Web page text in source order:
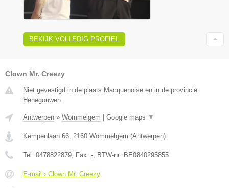
BEKIJK VOLLEDIG PROFIEL
Clown Mr. Creezy
Niet gevestigd in de plaats Macquenoise en in de provincie
Henegouwen.
Antwerpen » Wommelgem Google maps ▼
Kempenlaan 66, 2160 Wommelgem (Antwerpen)
Tel: 0478822879, Fax: -, BTW-nr: BE0840295855
E-mail › Clown Mr. Creezy